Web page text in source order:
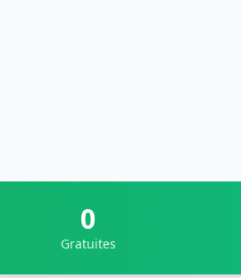
0
Gratuites